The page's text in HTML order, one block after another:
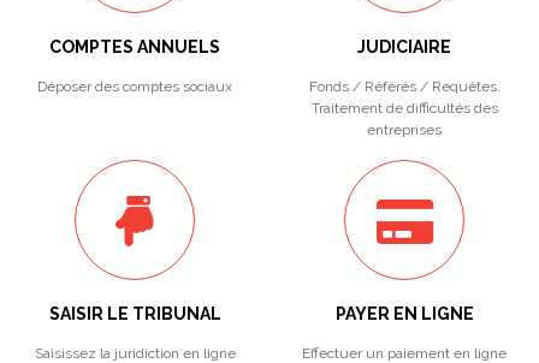
COMPTES ANNUELS
Déposer des comptes sociaux
JUDICIAIRE
Fonds / Référés / Requêtes.
Traitement de difficultés des
entreprises
SAISIR LE TRIBUNAL
Saisissez la juridiction en ligne
PAYER EN LIGNE
Effectuer un paiement en ligne